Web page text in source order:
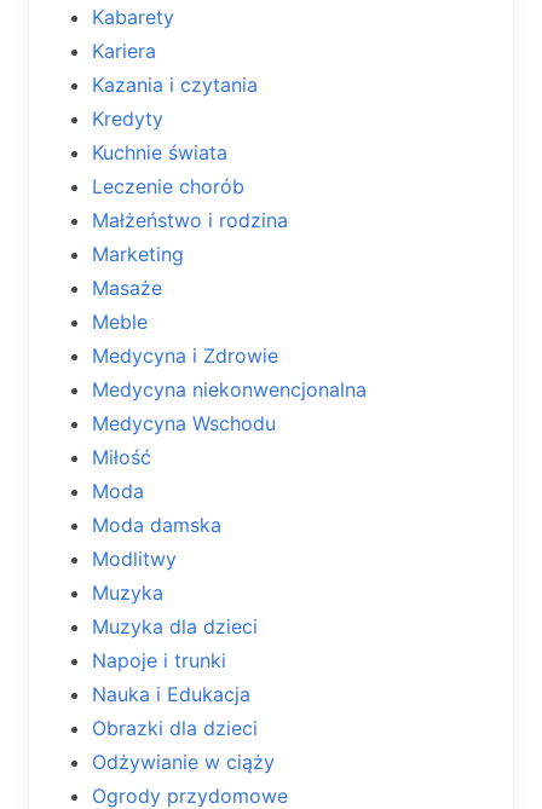
Kabarety
Kariera
Kazania i czytania
Kredyty
Kuchnie świata
Leczenie chorób
Małżeństwo i rodzina
Marketing
Masaże
Meble
Medycyna i Zdrowie
Medycyna niekonwencjonalna
Medycyna Wschodu
Miłość
Moda
Moda damska
Modlitwy
Muzyka
Muzyka dla dzieci
Napoje i trunki
Nauka i Edukacja
Obrazki dla dzieci
Odżywianie w ciąży
Ogrody przydomowe